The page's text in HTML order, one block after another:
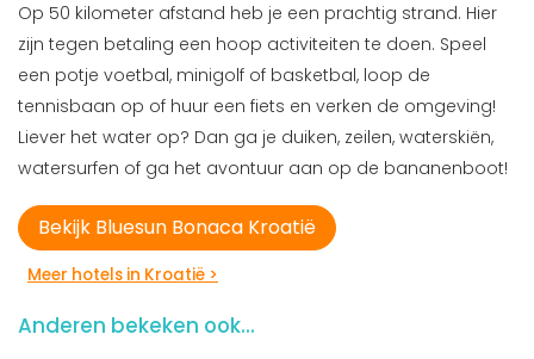
Op 50 kilometer afstand heb je een prachtig strand. Hier
zijn tegen betaling een hoop activiteiten te doen. Speel
een potje voetbal, minigolf of basketbal, loop de
tennisbaan op of huur een fiets en verken de omgeving!
Liever het water op? Dan ga je duiken, zeilen, waterskiën,
watersurfen of ga het avontuur aan op de bananenboot!
Bekijk Bluesun Bonaca Kroatië
Meer hotels in Kroatië >
Anderen bekeken ook...